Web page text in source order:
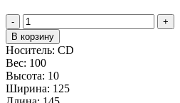
-
+
В корзину
Носитель: CD
Вес: 100
Высота: 10
Ширина: 125